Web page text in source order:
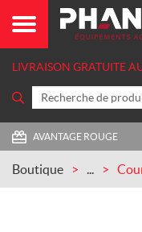
LIVRAISON GRATUITE
AVANTAGE ROUGE
Boutique ...